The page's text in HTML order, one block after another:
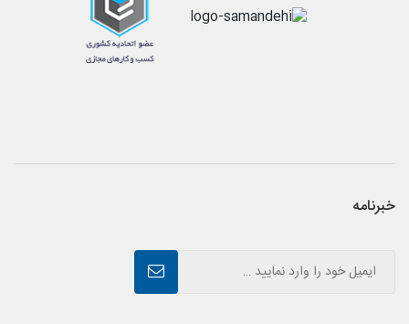
خبرنامه